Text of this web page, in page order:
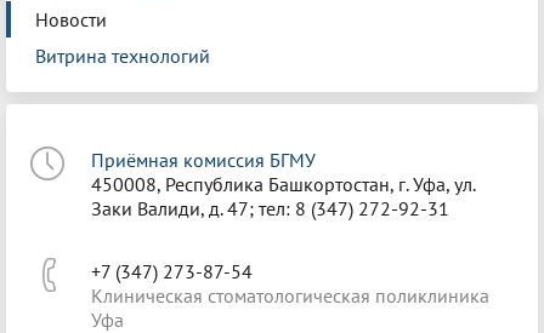
Новости
Витрина технологий
Приёмная комиссия БГМУ
450008, Республика Башкортостан, г. Уфа, ул.
Заки Валиди, д. 47; тел: 8 (347) 272-92-31
+7 (347) 273-87-54
Клиническая стоматологическая поликлиника
Уфа